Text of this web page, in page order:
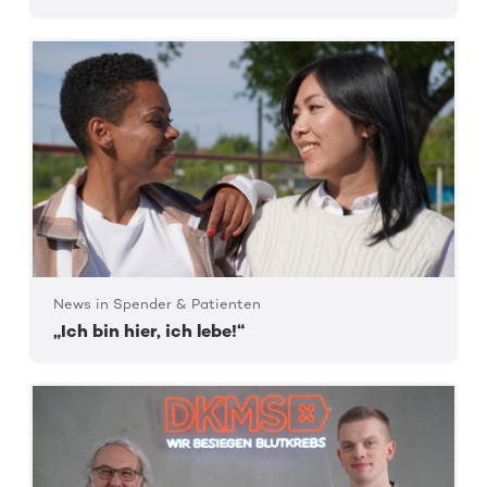
News in Spender & Patienten
„Ich bin hier, ich lebe!“